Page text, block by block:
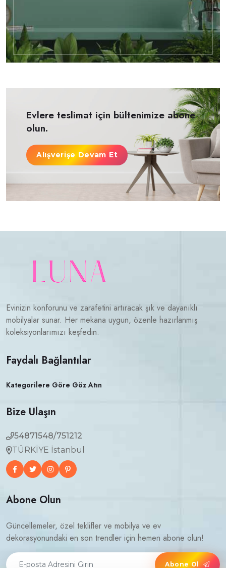
Evlere teslimat için bültenimize abone
olun.
Alışverişe Devam Et
Evinizin konforunu ve zarafetini artıracak şık ve dayanıklı
mobilyalar sunar. Her mekana uygun, özenle hazırlanmış
koleksiyonlarımızı keşfedin.
Faydalı Bağlantılar
Kategorilere Göre Göz Atın
Bize Ulaşın
54871548/751212
TÜRKİYE İstanbul
Abone Olun
Güncellemeler, özel teklifler ve mobilya ve ev
dekorasyonundaki en son trendler için hemen abone olun!
Abone Ol